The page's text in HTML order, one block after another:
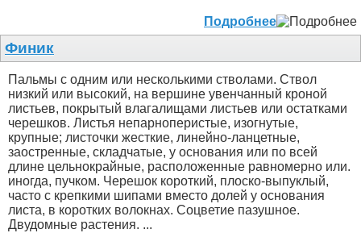
Подробнее
Финик
Пальмы с одним или несколькими стволами. Ствол
низкий или высокий, на вершине увенчанный кроной
листьев, покрытый влагалищами листьев или остатками
черешков. Листья непарноперистые, изогнутые,
крупные; листочки жесткие, линейно-ланцетные,
заостренные, складчатые, у основания или по всей
длине цельнокрайные, расположенные равномерно или.
иногда, пучком. Черешок короткий, плоско-выпуклый,
часто с крепкими шипами вместо долей у основания
листа, в коротких волокнах. Соцветие пазушное.
Двудомные растения. ...